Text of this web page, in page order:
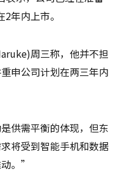
年内上市。
周三称，他并不担
申公司计划在两三年内
供需平衡的体现，但东
将受到智能手机和数据
。”